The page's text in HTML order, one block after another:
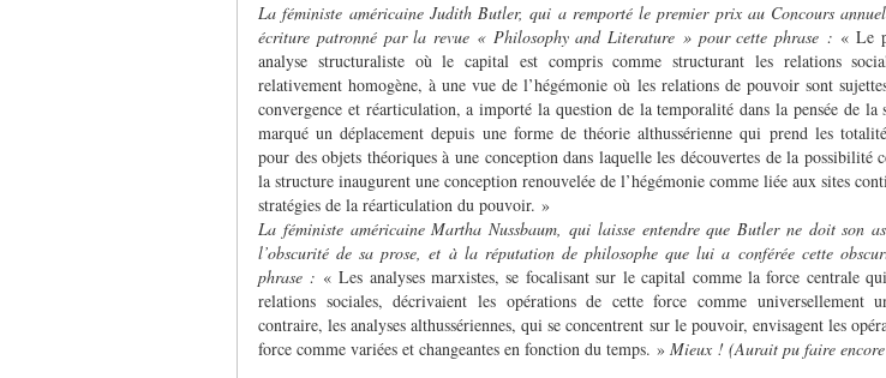
La féministe américaine Judith Butler, qui a remporté le premier prix au Concours
écriture patronné par la revue « Philosophy and Literature » pour cette phrase : « Le
analyse structuraliste où le capital est compris comme structurant les relations
relativement homogène, à une vue de l’hégémonie où les relations de pouvoir sont
convergence et réarticulation, a importé la question de la temporalité dans la pensée de la
marqué un déplacement depuis une forme de théorie althussérienne qui prend les
pour des objets théoriques à une conception dans laquelle les découvertes de la possibilité
la structure inaugurent une conception renouvelée de l’hégémonie comme liée aux sites
stratégies de la réarticulation du pouvoir. »
La féministe américaine Martha Nussbaum, qui laisse entendre que Butler ne doit son
l’obscurité de sa prose, et à la réputation de philosophe que lui a conférée cette
phrase : « Les analyses marxistes, se focalisant sur le capital comme la force centrale
relations sociales, décrivaient les opérations de cette force comme universellement
contraire, les analyses althussériennes, qui se concentrent sur le pouvoir, envisagent les
force comme variées et changeantes en fonction du temps. » Mieux ! (Aurait pu faire